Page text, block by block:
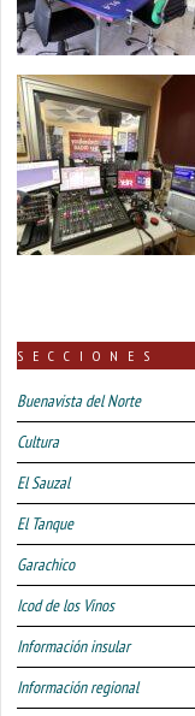
SECCIONES
Buenavista del Norte
Cultura
El Sauzal
El Tanque
Garachico
Icod de los Vinos
Información insular
Información regional